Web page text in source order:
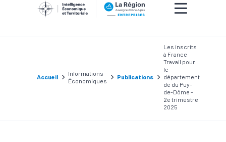
Accueil
Informations
Économiques
Publications
Les inscrits
à France
Travail pour
le
département
de du Puy-
de-Dôme -
2e trimestre
2025